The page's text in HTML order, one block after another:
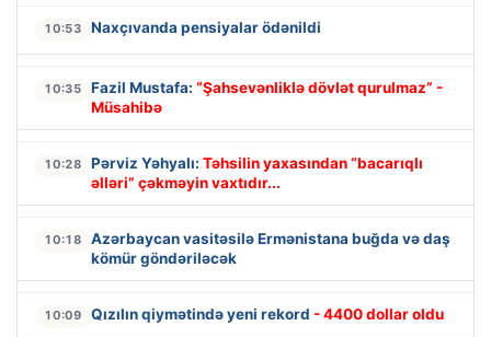
10:53 Naxçıvanda pensiyalar ödənildi
10:35 Fazil Mustafa: “Şahsevənliklə dövlət qurulmaz” -
Müsahibə
10:28 Pərviz Yəhyalı: Təhsilin yaxasından “bacarıqlı
əlləri” çəkməyin vaxtıdır...
10:18
Azərbaycan vasitəsilə Ermənistana buğda və daş
kömür göndəriləcək
10:09 Qızılın qiymətində yeni rekord - 4400 dollar oldu